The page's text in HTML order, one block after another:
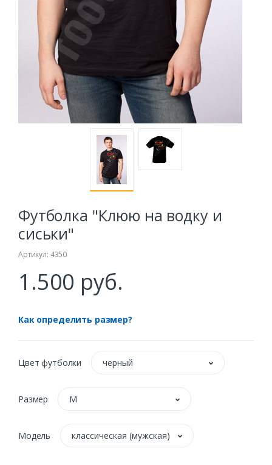
Футболка "Клюю на водку и
сиськи"
Артикул: 4350
1.500 руб.
Как определить размер?
Цвет футболки черный
Размер M
Модель классическая (мужская)